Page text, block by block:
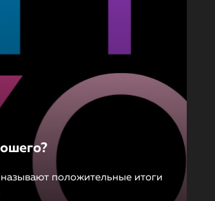
положительные итоги